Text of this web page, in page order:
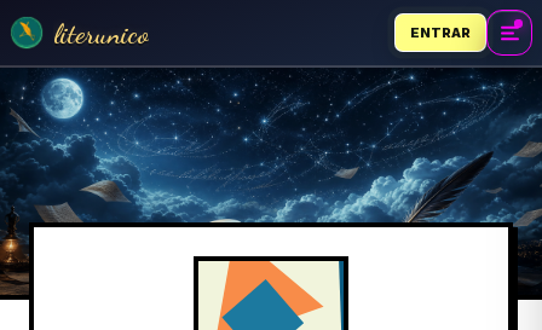
literunico ENTRAR